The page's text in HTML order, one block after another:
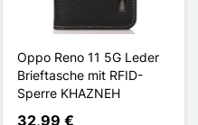
Oppo Reno 11 5G Leder
Brieftasche mit RFID-
Sperre KHAZNEH
32,99 €